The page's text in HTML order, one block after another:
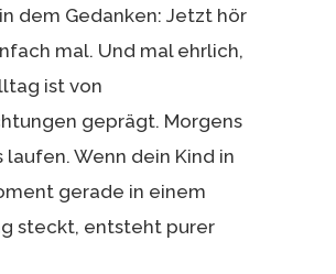
dem Gedanken: Jetzt hör
mal. Und mal ehrlich,
ist von
geprägt. Morgens
laufen. Wenn dein Kind in
gerade in einem
steckt, entsteht purer